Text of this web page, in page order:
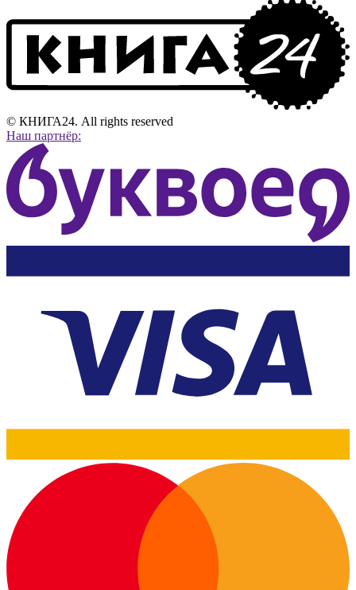
© КНИГА24. All rights reserved
Наш партнёр: